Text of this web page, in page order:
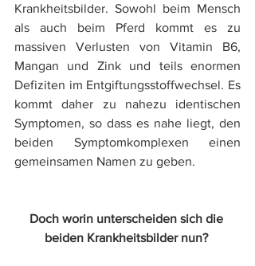
Krankheitsbilder. Sowohl beim Mensch
als auch beim Pferd kommt es zu
massiven Verlusten von Vitamin B6,
Mangan und Zink und teils enormen
Defiziten im Entgiftungsstoffwechsel. Es
kommt daher zu nahezu identischen
Symptomen, so dass es nahe liegt, den
beiden Symptomkomplexen einen
gemeinsamen Namen zu geben.
Doch worin unterscheiden sich die
beiden Krankheitsbilder nun?